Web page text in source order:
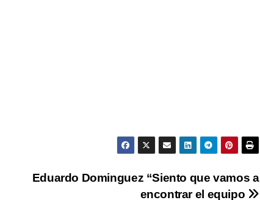
Eduardo Dominguez “Siento que vamos a
encontrar el equipo